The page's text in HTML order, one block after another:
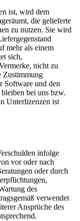
ist, wird dem
die gelieferte
zu nutzen. Sie wird
mehr als einem
sich,
nicht zu
Zustimmung
Software und den
bei uns bzw.
Unterlizenzen ist
infolge
vor oder nach
oder durch
des
verwendet
Ansprüche des